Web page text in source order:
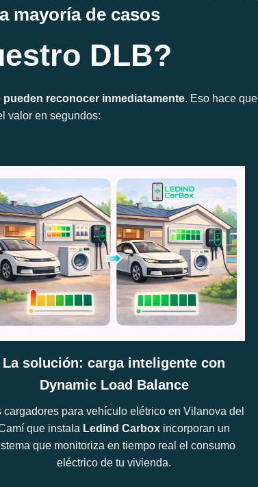
mayoría de casos
DLB?
reconocer inmediatamente. Eso hace que
valor en segundos:
La solución: carga inteligente con
Dynamic Load Balance
cargadores para vehículo elétrico en Vilanova del
que instala Ledind Carbox incorporan un
que monitoriza en tiempo real el consumo
eléctrico de tu vivienda.